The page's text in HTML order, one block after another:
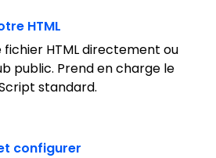
HTML
HTML directement ou
public. Prend en charge le
standard.
configurer